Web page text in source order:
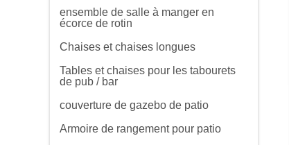
ensemble de salle à manger en
écorce de rotin
Chaises et chaises longues
Tables et chaises pour les tabourets
de pub / bar
couverture de gazebo de patio
Armoire de rangement pour patio